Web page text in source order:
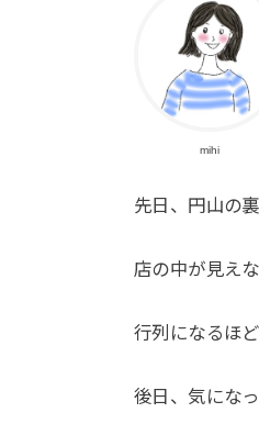
mihi
先日、円山の
店の中が見え
行列になるほ
後日、気にな